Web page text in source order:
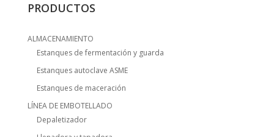
PRODUCTOS
ALMACENAMIENTO
Estanques de fermentación y guarda
Estanques autoclave ASME
Estanques de maceración
LÍNEA DE EMBOTELLADO
Depaletizador